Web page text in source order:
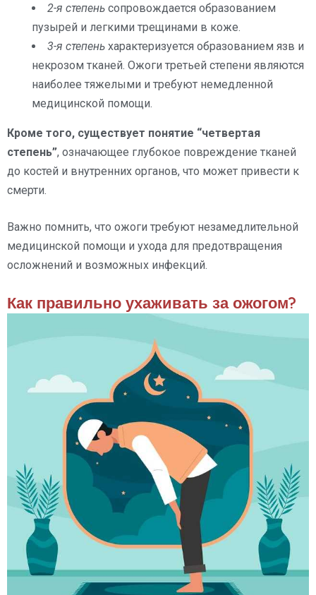
2-я степень сопровождается образованием
пузырей и легкими трещинами в коже.
3-я степень характеризуется образованием язв и
некрозом тканей. Ожоги третьей степени являются
наиболее тяжелыми и требуют немедленной
медицинской помощи.
Кроме того, существует понятие “четвертая
степень”, означающее глубокое повреждение тканей
до костей и внутренних органов, что может привести к
смерти.
Важно помнить, что ожоги требуют незамедлительной
медицинской помощи и ухода для предотвращения
осложнений и возможных инфекций.
Как правильно ухаживать за ожогом?